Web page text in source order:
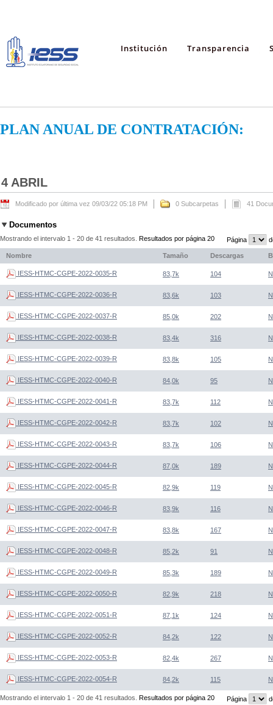
Institución Transparencia
PLAN ANUAL DE CONTRATACIÓN:
4 ABRIL
Modificado por última vez 09/03/22 05:18 PM 0 Subcarpetas 41
Documentos
Mostrando el intervalo 1 - 20 de 41 resultados. Resultados por página 20 Página
Nombre Tamaño Descargas
IESS-HTMC-CGPE-2022-0035-R 83,7k 104
IESS-HTMC-CGPE-2022-0036-R 83,6k 103
IESS-HTMC-CGPE-2022-0037-R 85,0k 202
IESS-HTMC-CGPE-2022-0038-R 83,4k 316
IESS-HTMC-CGPE-2022-0039-R 83,8k 105
IESS-HTMC-CGPE-2022-0040-R 84,0k 95
IESS-HTMC-CGPE-2022-0041-R 83,7k 112
IESS-HTMC-CGPE-2022-0042-R 83,7k 102
IESS-HTMC-CGPE-2022-0043-R 83,7k 106
IESS-HTMC-CGPE-2022-0044-R 87,0k 189
IESS-HTMC-CGPE-2022-0045-R 82,9k 119
IESS-HTMC-CGPE-2022-0046-R 83,9k 116
IESS-HTMC-CGPE-2022-0047-R 83,8k 167
IESS-HTMC-CGPE-2022-0048-R 85,2k 91
IESS-HTMC-CGPE-2022-0049-R 85,3k 189
IESS-HTMC-CGPE-2022-0050-R 82,9k 218
IESS-HTMC-CGPE-2022-0051-R 87,1k 124
IESS-HTMC-CGPE-2022-0052-R 84,2k 122
IESS-HTMC-CGPE-2022-0053-R 82,4k 267
IESS-HTMC-CGPE-2022-0054-R 84,2k 115
Mostrando el intervalo 1 - 20 de 41 resultados. Resultados por página 20 Página